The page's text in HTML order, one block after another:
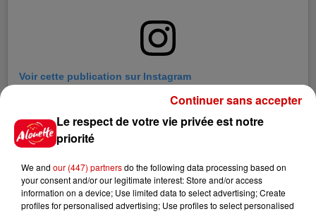
Voir cette publication sur Instagram
Les gars j’ai trouvé!! J’vous laisse le mode d’emploi ici vous
me remercierez plus tard... C’est qui le patron ???!!! ???? («
Dad you can do it »)
Infos Voir plus
Le respect de votre vie privée est notre
priorité
We and our (447) partnersdo the following data processing based on
your consent and/or our legitimate interest: Store and/or access
information on a device; Use limited data to select advertising; Create
profiles for personalised advertising; Use profiles to select personalised
Continuer sans accepter